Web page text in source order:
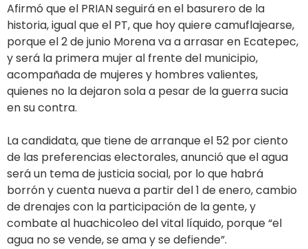
Afirmó que el PRIAN seguirá en el basurero de la
historia, igual que el PT, que hoy quiere camuflajearse,
porque el 2 de junio Morena va a arrasar en Ecatepec,
y será la primera mujer al frente del municipio,
acompañada de mujeres y hombres valientes,
quienes no la dejaron sola a pesar de la guerra sucia
en su contra.
La candidata, que tiene de arranque el 52 por ciento
de las preferencias electorales, anunció que el agua
será un tema de justicia social, por lo que habrá
borrón y cuenta nueva a partir del 1 de enero, cambio
de drenajes con la participación de la gente, y
combate al huachicoleo del vital líquido, porque “el
agua no se vende, se ama y se defiende”.